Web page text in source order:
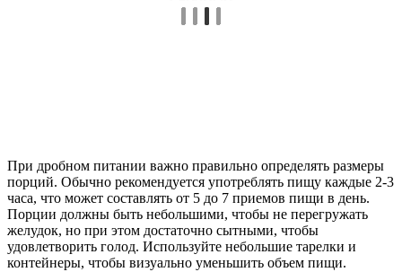
При дробном питании важно правильно определять размеры
порций. Обычно рекомендуется употреблять пищу каждые 2-3
часа, что может составлять от 5 до 7 приемов пищи в день.
Порции должны быть небольшими, чтобы не перегружать
желудок, но при этом достаточно сытными, чтобы
удовлетворить голод. Используйте небольшие тарелки и
контейнеры, чтобы визуально уменьшить объем пищи.